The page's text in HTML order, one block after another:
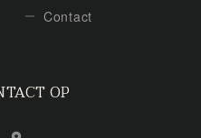
Contact
OP